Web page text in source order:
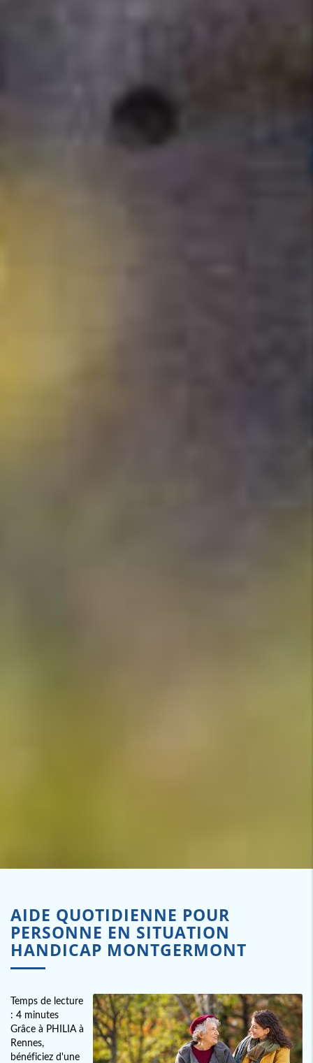
AIDE QUOTIDIENNE POUR
PERSONNE EN SITUATION
HANDICAP MONTGERMONT
Temps de lecture
: 4 minutes
Grâce à PHILIA à
Rennes,
bénéficiez d'une